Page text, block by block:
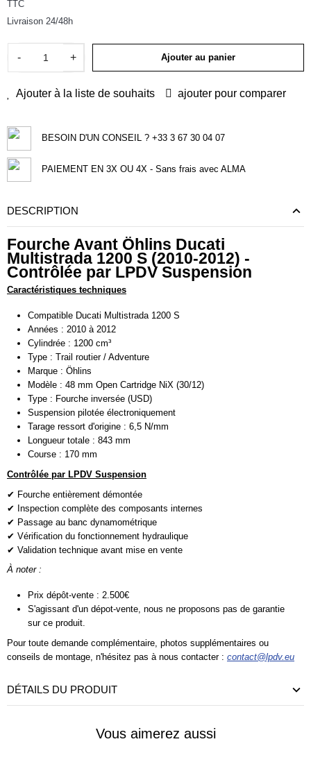
TTC
Livraison 24/48h
- + Ajouter au panier
Ajouter à la liste de souhaits ajouter pour comparer
BESOIN D'UN CONSEIL ? +33 3 67 30 04 07
PAIEMENT EN 3X OU 4X - Sans frais avec ALMA
DESCRIPTION
Fourche Avant Öhlins Ducati
Multistrada 1200 S (2010-2012) -
Contrôlée par LPDV Suspension
Caractéristiques techniques
Compatible Ducati Multistrada 1200 S
Années : 2010 à 2012
Cylindrée : 1200 cm³
Type : Trail routier / Adventure
Marque : Öhlins
Modèle : 48 mm Open Cartridge NiX (30/12)
Type : Fourche inversée (USD)
Suspension pilotée électroniquement
Tarage ressort d'origine : 6,5 N/mm
Longueur totale : 843 mm
Course : 170 mm
Contrôlée par LPDV Suspension
✔ Fourche entièrement démontée
✔ Inspection complète des composants internes
✔ Passage au banc dynamométrique
✔ Vérification du fonctionnement hydraulique
✔ Validation technique avant mise en vente
À noter :
Prix dépôt-vente : 2.500€
S'agissant d'un dépot-vente , nous ne proposons pas de garantie
sur ce produit.
Pour toute demande complémentaire, photos supplémentaires ou
conseils de montage, n'hésitez pas à nous contacter : contact@lpdv.eu
DÉTAILS DU PRODUIT
Vous aimerez aussi